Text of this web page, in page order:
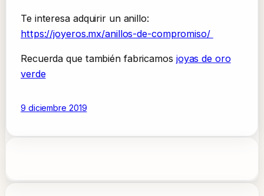
Te interesa adquirir un anillo:
https://joyeros.mx/anillos-de-compromiso/
Recuerda que también fabricamos joyas de oro
verde
9 diciembre 2019